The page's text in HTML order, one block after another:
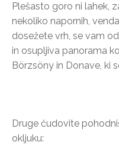
Plešasto goro ni lahek,
nekoliko napornih,
dosežete vrh, se vam
in osupljiva panorama
Börzsöny in Donave, ki
Druge čudovite
okljuku: